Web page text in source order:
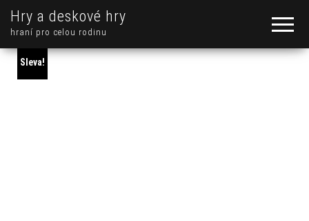
Hry a deskové hry
hraní pro celou rodinu
Sleva!